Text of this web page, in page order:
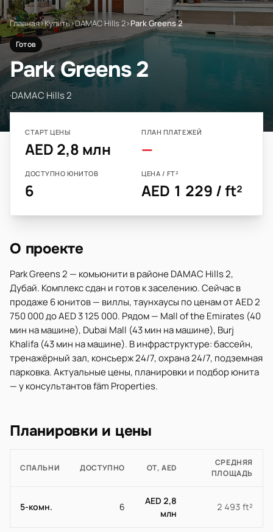
Главная›Купить›DAMAC Hills 2›Park Greens 2
Готов
Park Greens 2
·DAMAC Hills 2
СТАРТ ЦЕНЫ
AED 2,8 млн
ПЛАН ПЛАТЕЖЕЙ
—
ДОСТУПНО ЮНИТОВ
6
ЦЕНА / FT²
AED 1 229 / ft²
О проекте
Park Greens 2 — комьюнити в районе DAMAC Hills 2,
Дубай. Комплекс сдан и готов к заселению. Сейчас в
продаже 6 юнитов — виллы, таунхаусы по ценам от AED 2
750 000 до AED 3 125 000. Рядом — Mall of the Emirates (40
мин на машине), Dubai Mall (43 мин на машине), Burj
Khalifa (43 мин на машине). В инфраструктуре: бассейн,
тренажёрный зал, консьерж 24/7, охрана 24/7, подземная
парковка. Актуальные цены, планировки и подбор юнита
— у консультантов fäm Properties.
Планировки и цены
СПАЛЬНИ ДОСТУПНО ОТ, AED
СРЕДНЯЯ
ПЛОЩАДЬ
5-комн. 6
AED 2,8
млн
2 493 ft²